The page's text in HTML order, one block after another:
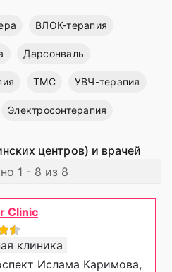
ВЛОК-терапия
Дарсонваль
ТМС УВЧ-терапия
Электросонтерапия
центров) и врачей
1 - 8 из 8
Clinic
клиника
Ислама Каримова,